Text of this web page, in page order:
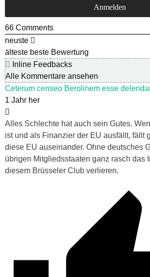
66 Comments
neuste
älteste beste Bewertung
Inline Feedbacks
Alle Kommentare ansehen
Ceterum censeo Berolinem esse
1 Jahr her
Alles Schlechte hat auch sein Gutes.
ist und als Finanzier der EU ausfällt, fällt
diese EU auseinander. Ohne deutsches
übrigen Mitgliedsstaaten ganz rasch das
diesem Brüsseler Club verlieren.